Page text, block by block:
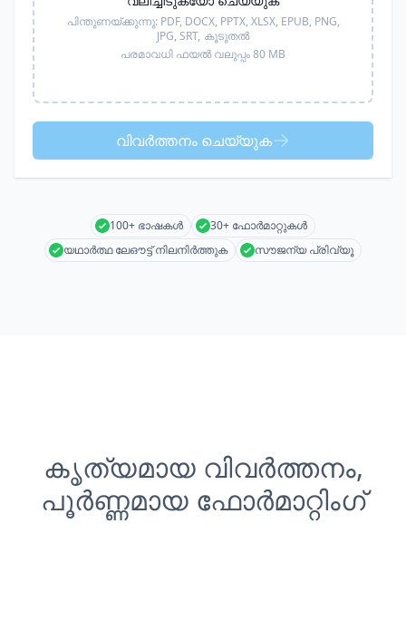
പിന്തുണയ്ക്കുന്നു: PDF, DOCX, PPTX, XLSX, EPUB, PNG,
JPG, SRT, കൂടുതൽ
പരമാവധി ഫയൽ വലുപ്പം 80 MB
വിവർത്തനം ചെയ്യുക
100+ ഭാഷകൾ
30+ ഫോർമാറ്റുകൾ
യഥാർത്ഥ ലേഔട്ട് നിലനിർത്തുക
സൗജന്യ പ്രിവ്യൂ
കൃത്യമായ വിവർത്തനം,
പൂർണ്ണമായ ഫോർമാറ്റിംഗ്